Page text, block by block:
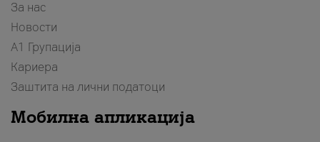
За нас
Новости
А1 Групација
Кариера
Заштита на лични податоци
Мобилна апликација